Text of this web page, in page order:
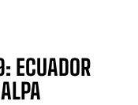
ECUADOR